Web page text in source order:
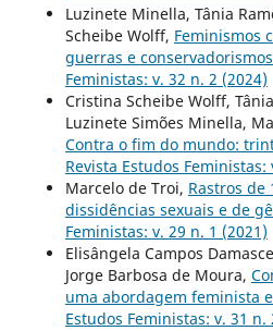
Luzinete Minella, Tânia
Scheibe Wolff, Feminismos
guerras e conservadorismos
Feministas: v. 32 n. 2 (2024)
Cristina Scheibe Wolff,
Luzinete Simões Minella,
Contra o fim do mundo:
Revista Estudos Feministas:
Marcelo de Troi, Rastros de
dissidências sexuais e de
Feministas: v. 29 n. 1 (2021)
Elisângela Campos
Jorge Barbosa de Moura,
uma abordagem feminista
Estudos Feministas: v. 31 n.